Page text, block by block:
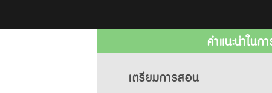
คำแนะนำใน
เตรียมการสอน